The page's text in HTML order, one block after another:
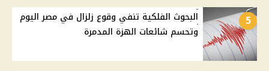
5
البحوث الفلكية تنفي وقوع زلزال في مصر اليوم
وتحسم شائعات الهزة المدمرة